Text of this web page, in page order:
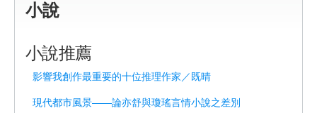
小說
小說推薦
影響我創作最重要的十位推理作家／既晴
現代都市風景——論亦舒與瓊瑤言情小說之差別